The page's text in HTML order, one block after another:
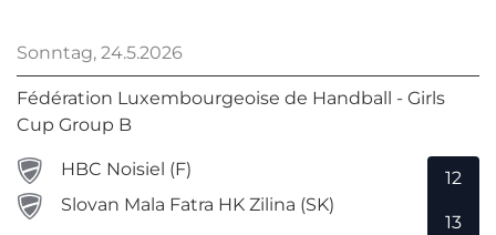
Sonntag, 24.5.2026
Fédération Luxembourgeoise de Handball - Girls
Cup Group B
HBC Noisiel (F)
Slovan Mala Fatra HK Zilina (SK)
12
13